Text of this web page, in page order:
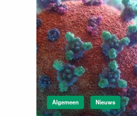
Algemeen Nieuws